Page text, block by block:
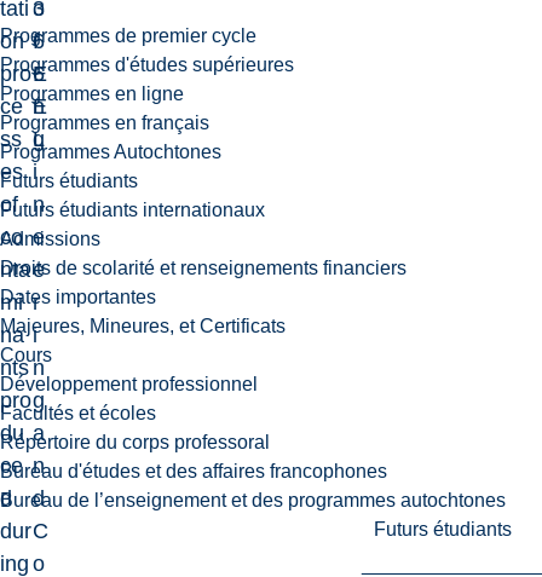
Programmes de premier cycle
Programmes d'études supérieures
Programmes en ligne
Programmes en français
Programmes Autochtones
Futurs étudiants
Futurs étudiants internationaux
Admissions
Droits de scolarité et renseignements financiers
Dates importantes
Majeures, Mineures, et Certificats
Cours
Développement professionnel
Facultés et écoles
Répertoire du corps professoral
Bureau d'études et des affaires francophones
Bureau de l’enseignement et des programmes autochtones
Futurs étudiants
tati
on
pro
ce
ss
es
of
co
nta
mi
na
nts
pro
du
ce
d
dur
ing
3
6
6
E
L
o
f
E
n
g
i
n
e
e
r
i
n
g
a
n
d
C
o